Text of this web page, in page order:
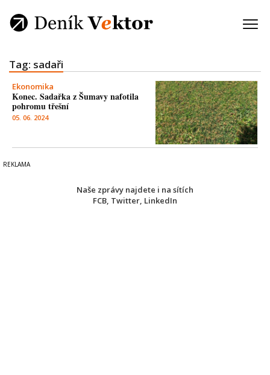
Tag: sadaři
Ekonomika
Konec. Sadařka z Šumavy nafotila
pohromu třešní
05. 06. 2024
Naše zprávy najdete i na sítích
FCB, Twitter, LinkedIn